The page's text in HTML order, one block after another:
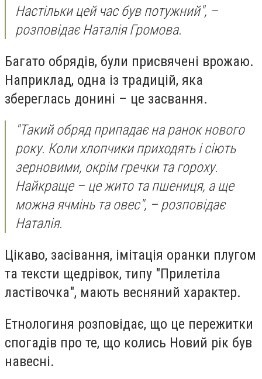
Настільки цей час був потужний", –
розповідає Наталія Громова.
Багато обрядів, були присвячені врожаю.
Наприклад, одна із традицій, яка
збереглась донині – це засвання.
"Такий обряд припадає на ранок нового
року. Коли хлопчики приходять і сіють
зерновими, окрім гречки та гороху.
Найкраще – це жито та пшениця, а ще
можна ячмінь та овес", – розповідає
Наталія.
Цікаво, засівання, імітація оранки плугом
та тексти щедрівок, типу "Прилетіла
ластівочка", мають весняний характер.
Етнологиня розповідає, що це пережитки
спогадів про те, що колись Новий рік був
навесні.